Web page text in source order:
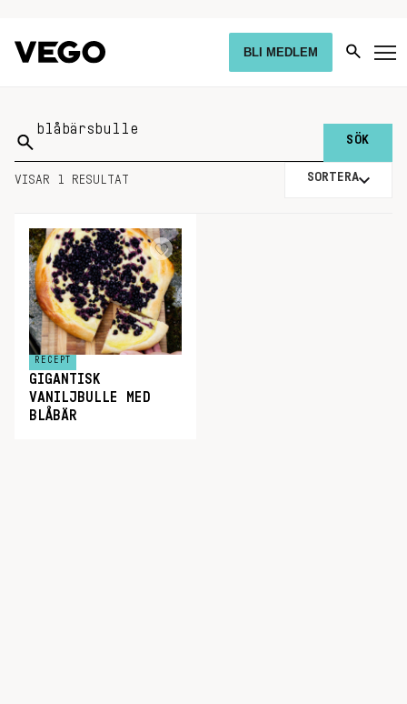
BLI MEDLEM
Sök
på:
VISAR 1 RESULTAT SORTERA
RECEPT
GIGANTISK
VANILJBULLE MED
BLÅBÄR